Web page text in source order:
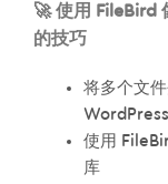
🚀 使用 FileBird
的技巧
将多个文
WordPress
使用
库